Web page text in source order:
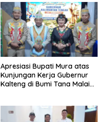
Apresiasi Bupati Mura atas
Kunjungan Kerja Gubernur
Kalteng di Bumi Tana Malai